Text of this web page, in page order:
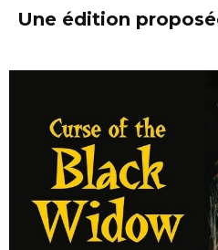
Une édition